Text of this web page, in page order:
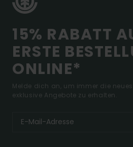
15% RABATT
ERSTE
ONLINE*
Melde dich an, um immer die
exklusive Angebote zu erhalten.